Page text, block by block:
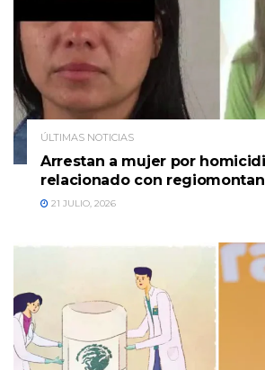
ÚLTIMAS NOTICIAS
Arrestan a mujer por
relacionado con
21 JULIO, 2026